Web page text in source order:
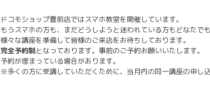
ドコモショップ豊前店ではスマホ教室を開催しています。
もうスマホの方も、まだどうしようと迷われている方もどなたで
様々な講座を準備して皆様のご来店をお待ちしております。
完全予約制となっております。事前のご予約お願いいたします。
予約が埋まっている場合があります。
※多くの方に受講していただくために、当月内の同一講座の申し